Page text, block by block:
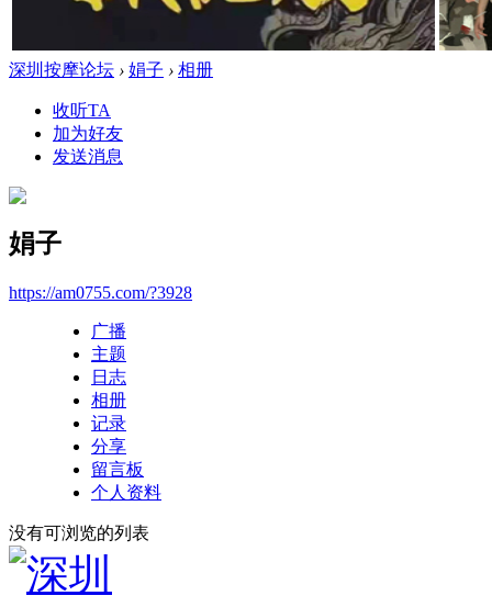
深圳按摩论坛 › 娟子 › 相册
收听TA
加为好友
发送消息
娟子
https://am0755.com/?3928
广播
主题
日志
相册
记录
分享
留言板
个人资料
没有可浏览的列表